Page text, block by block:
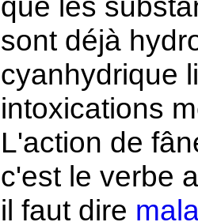
sont déjà
cyanhydrique
intoxications
L'action de
c'est le verbe
il faut dire